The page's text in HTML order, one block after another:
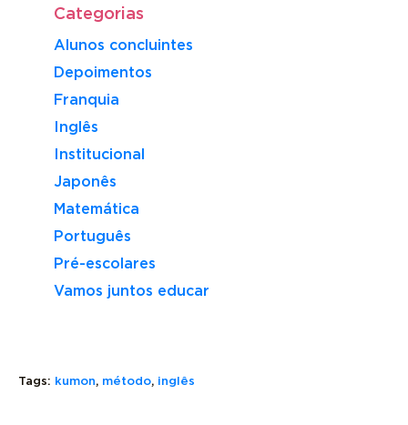
Categorias
Alunos concluintes
Depoimentos
Franquia
Inglês
Institucional
Japonês
Matemática
Português
Pré-escolares
Vamos juntos educar
Tags: kumon, método, inglês
THERE